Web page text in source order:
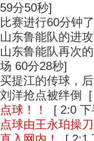
59分50秒]
比赛进行60分钟了
山东鲁能队的进
山东鲁能队再次
场 60分28秒]
买提江的传球，
刘洋抢点被绊倒
[
点球！！
[ 2:0 下
点球由王永珀操